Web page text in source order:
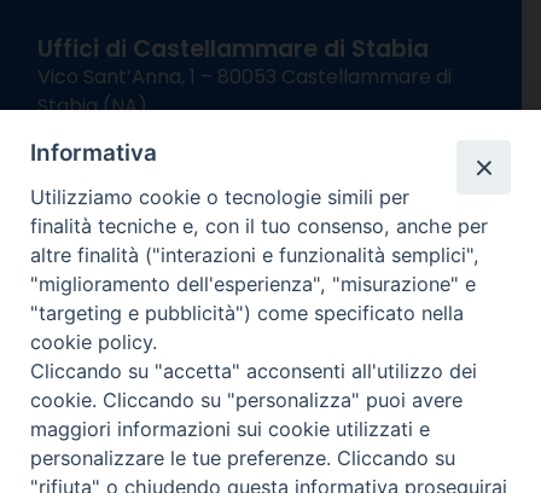
Uffici di Castellammare di Stabia
Vico Sant’Anna, 1 – 80053 Castellammare di
Stabia (NA)
Giorni ed Orari Apertura Uffici:
Lunedì e Mercoledì ore 09:00 – 13:00
Uffici Matrimoni:
Lunedì e Mercoledì ore 09:30 – 12:30
seguici su
Channel
Informativa Privacy
COPYRIGHT © 2013-2025
Informativa
Utilizziamo cookie o tecnologie simili per
finalità tecniche e, con il tuo consenso, anche per
altre finalità ("interazioni e funzionalità semplici",
"miglioramento dell'esperienza", "misurazione" e
"targeting e pubblicità") come specificato nella
cookie policy.
Cliccando su "accetta" acconsenti all'utilizzo dei
cookie. Cliccando su "personalizza" puoi avere
maggiori informazioni sui cookie utilizzati e
personalizzare le tue preferenze. Cliccando su
"rifiuta" o chiudendo questa informativa proseguirai